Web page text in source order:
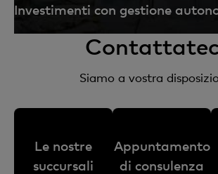
Investimenti con gestione
Siamo a vostra
Le nostre
succursali
Appuntamento
di consulenza